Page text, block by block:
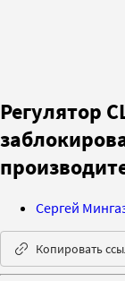
Регулятор
Сергей
Копировать